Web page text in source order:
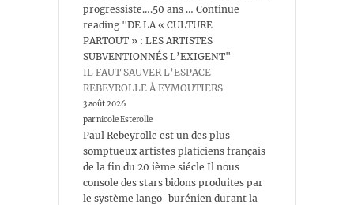
progressiste….50 ans … Continue
reading "DE LA « CULTURE
PARTOUT » : LES ARTISTES
SUBVENTIONNÉS L’EXIGENT"
IL FAUT SAUVER L’ESPACE
REBEYROLLE À EYMOUTIERS
3 août 2026
par nicole Esterolle
Paul Rebeyrolle est un des plus
somptueux artistes platiciens français
de la fin du 20 ième siécle Il nous
console des stars bidons produites par
le système lango-burénien durant la